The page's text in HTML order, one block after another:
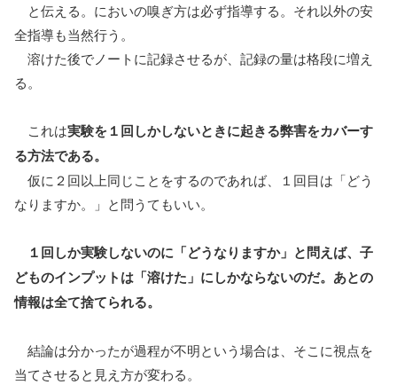
と伝える。においの嗅ぎ方は必ず指導する。それ以外の安
全指導も当然行う。
溶けた後でノートに記録させるが、記録の量は格段に増え
る。
これは実験を１回しかしないときに起きる弊害をカバーす
る方法である。
仮に２回以上同じことをするのであれば、１回目は「どう
なりますか。」と問うてもいい。
１回しか実験しないのに「どうなりますか」と問えば、子
どものインプットは「溶けた」にしかならないのだ。あとの
情報は全て捨てられる。
結論は分かったが過程が不明という場合は、そこに視点を
当てさせると見え方が変わる。